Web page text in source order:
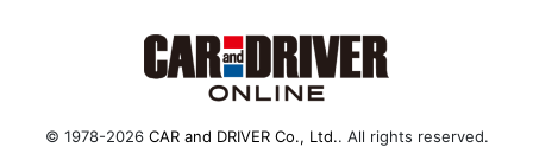
© 1978-2026 CAR and DRIVER Co., Ltd.. All rights reserved.